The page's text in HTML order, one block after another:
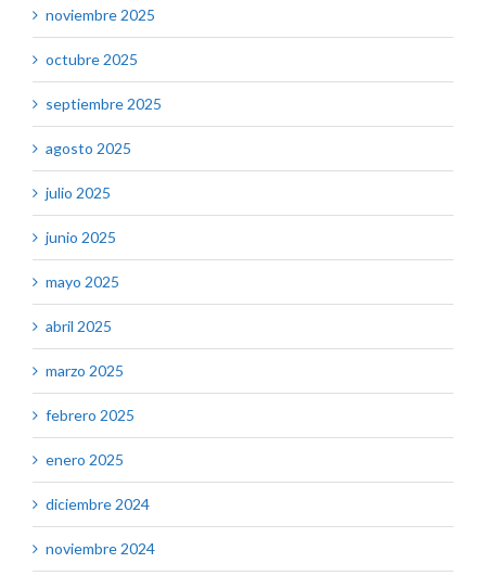
noviembre 2025
octubre 2025
septiembre 2025
agosto 2025
julio 2025
junio 2025
mayo 2025
abril 2025
marzo 2025
febrero 2025
enero 2025
diciembre 2024
noviembre 2024